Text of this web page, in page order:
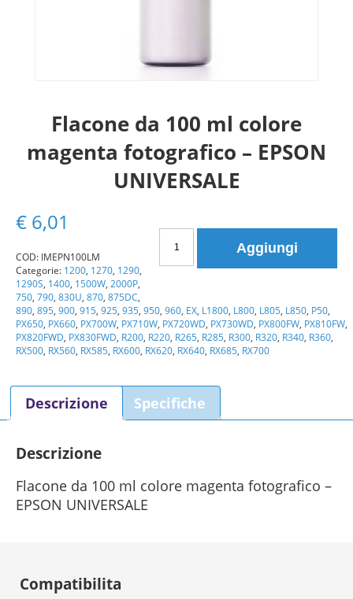
Flacone da 100 ml colore
magenta fotografico – EPSON
UNIVERSALE
€ 6,01
da
colore
magenta
fotografico
EPSON
UNIVERSALE
quantità
Aggiungi
COD: IMEPN100LM
Categorie: 1200, 1270, 1290,
1290S, 1400, 1500W, 2000P,
750, 790, 830U, 870, 875DC,
890, 895, 900, 915, 925, 935, 950, 960, EX, L1800, L800, L805, L850, P50,
PX650, PX660, PX700W, PX710W, PX720WD, PX730WD, PX800FW, PX810FW,
PX820FWD, PX830FWD, R200, R220, R265, R285, R300, R320, R340, R360,
RX500, RX560, RX585, RX600, RX620, RX640, RX685, RX700
Descrizione Specifiche
Descrizione
Flacone da 100 ml colore magenta fotografico –
EPSON UNIVERSALE
Compatibilita